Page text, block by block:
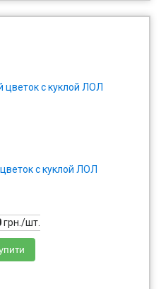
с куклой ЛОЛ
грн./шт.